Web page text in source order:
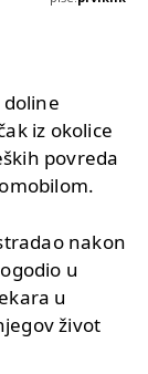
iz okolice
povreda
nakon
u
u
život